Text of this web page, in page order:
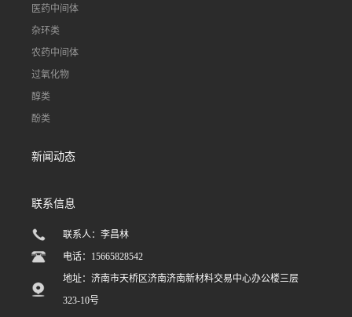
医药中间体
杂环类
农药中间体
过氧化物
醇类
酚类
新闻动态
联系信息
联系人：李昌林
电话：15665828542
地址：济南市天桥区济南济南新材料交易中心办公楼三层
323-10号